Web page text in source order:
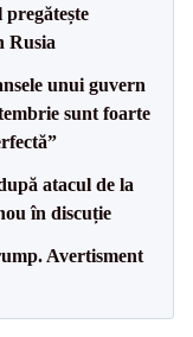
Rusia
unui guvern
sunt foarte
atacul de la
în discuție
Avertisment